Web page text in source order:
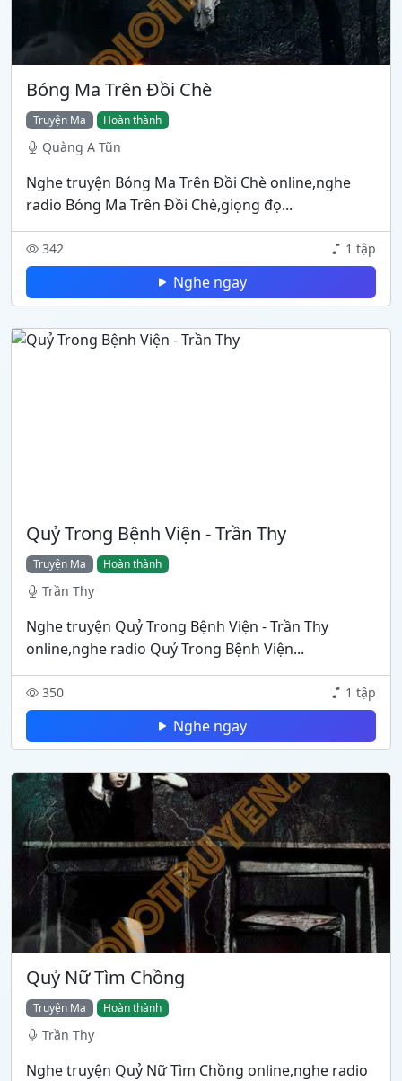
Bóng Ma Trên Đồi Chè
Truyện Ma Hoàn thành
Quàng A Tũn
Nghe truyện Bóng Ma Trên Đồi Chè online,nghe
radio Bóng Ma Trên Đồi Chè,giọng đọ...
342 1 tập
Nghe ngay
Quỷ Trong Bệnh Viện - Trần Thy
Truyện Ma Hoàn thành
Trần Thy
Nghe truyện Quỷ Trong Bệnh Viện - Trần Thy
online,nghe radio Quỷ Trong Bệnh Viện...
350 1 tập
Nghe ngay
Quỷ Nữ Tìm Chồng
Truyện Ma Hoàn thành
Trần Thy
Nghe truyện Quỷ Nữ Tìm Chồng online,nghe radio